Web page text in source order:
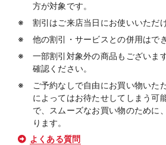
方が対象です。
割引はご来店当日にお使いいただ
他の割引・サービスとの併用はで
一部割引対象外の商品もございま
確認ください。
ご予約なしで自由にお買い物いた
によってはお待たせしてしまう可
で、スムーズなお買い物のために
ります。
よくある質問